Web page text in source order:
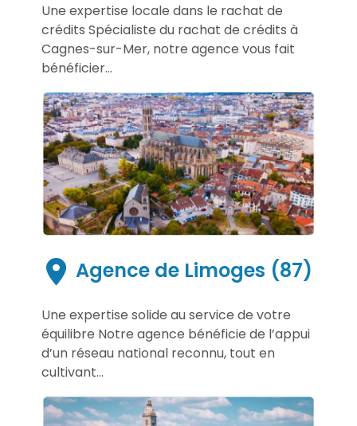
Une expertise locale dans le rachat de
crédits Spécialiste du rachat de crédits à
Cagnes-sur-Mer, notre agence vous fait
bénéficier...
Agence de Limoges (87)
Une expertise solide au service de votre
équilibre Notre agence bénéficie de l’appui
d’un réseau national reconnu, tout en
cultivant...